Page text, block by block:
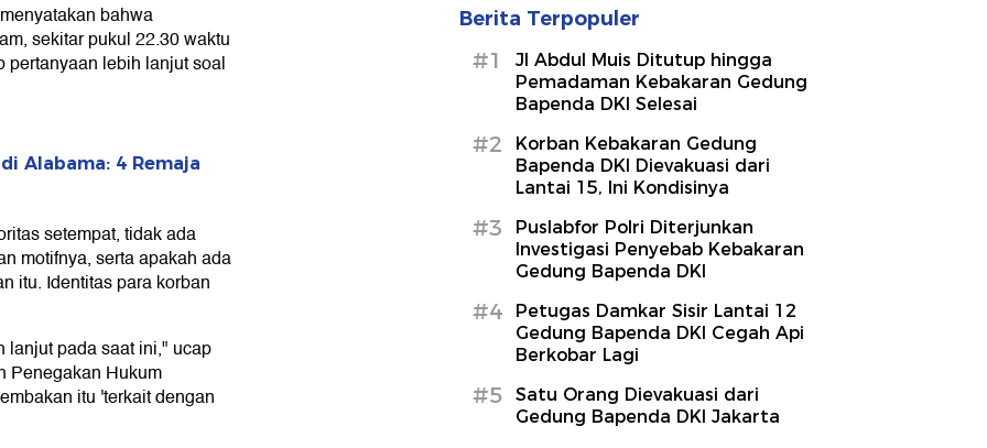
bahwa
sekitar pukul 22.30 waktu
pertanyaan lebih lanjut soal
Alabama: 4 Remaja
setempat, tidak ada
motifnya, serta apakah ada
itu. Identitas para korban
pada saat ini," ucap
Penegakan Hukum
itu 'terkait dengan
Berita Terpopuler
#1
Jl Abdul Muis Ditutup hingga
Pemadaman Kebakaran Gedung
Bapenda DKI Selesai
#2
Korban Kebakaran Gedung
Bapenda DKI Dievakuasi dari
Lantai 15, Ini Kondisinya
#3
Puslabfor Polri Diterjunkan
Investigasi Penyebab Kebakaran
Gedung Bapenda DKI
#4
Petugas Damkar Sisir Lantai 12
Gedung Bapenda DKI Cegah Api
Berkobar Lagi
#5
Satu Orang Dievakuasi dari
Gedung Bapenda DKI Jakarta